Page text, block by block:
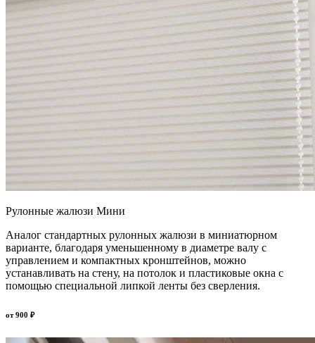
Рулонные жалюзи Мини
Аналог стандартных рулонных жалюзи в миниатюрном
варианте, благодаря уменьшенному в диаметре валу с
управлением и компактных кронштейнов, можно
устанавливать на стену, на потолок и пластиковые окна с
помощью специальной липкой ленты без сверления.
от900 ₽